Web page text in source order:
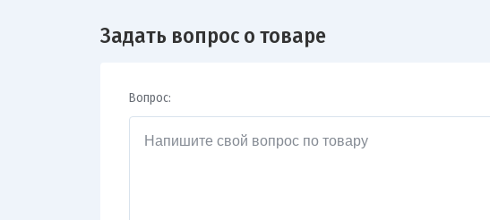
Задать вопрос о товаре
Вопрос: